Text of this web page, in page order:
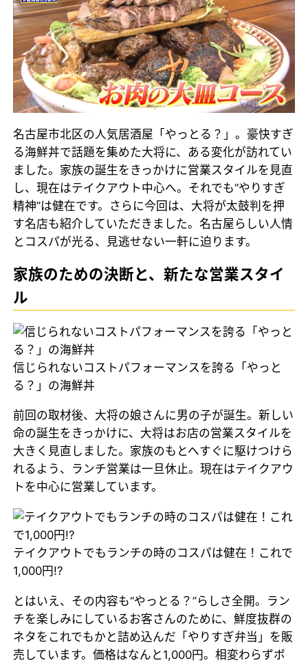
名古屋市北区の人気居酒屋「やっとる？」。豪快すぎ
る海鮮丼で話題を集めた大将に、ある変化が訪れてい
ました。家族の誕生をきっかけに営業スタイルを見直
し、現在はテイクアウト中心へ。それでも“やりすぎ
精神”は健在です。さらに今回は、大将が太鼓判を押
す名店も紹介していただきました。名古屋らしい人情
とコスパが光る、見逃せない一軒に迫ります。
家族のための決断と、新たな営業スタイ
ル
信じられないコストパフォーマンスを誇る「やっと
る？」の海鮮丼
前回の取材後、大将の娘さんに男の子が誕生。新しい
命の誕生をきっかけに、大将はお店の営業スタイルを
大きく見直しました。家族のもとへすぐに駆けつけら
れるよう、ランチ営業は一旦休止。現在はテイクアウ
トを中心に営業しています。
テイクアウトでもランチの時のコスパは健在！これで
1,000円!?
とはいえ、その内容も“やっとる？”らしさ全開。ラン
チを楽しみにしているお客さんのために、鮮度抜群の
ネタをこれでもかと詰め込んだ「やりすぎ弁当」を販
売しています。価格はなんと1,000円。相変わらずボ